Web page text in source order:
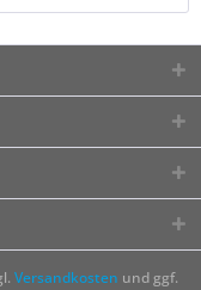
Versandkosten und ggf.